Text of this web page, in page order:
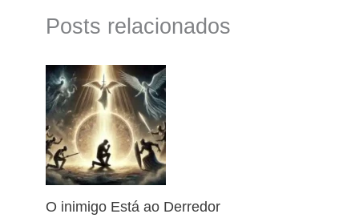
Posts relacionados
O inimigo Está ao Derredor